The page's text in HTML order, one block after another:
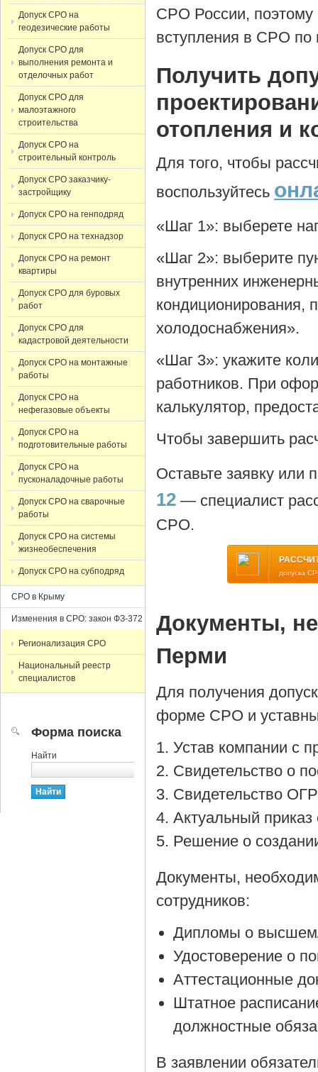
СРО России,
вступления в СРО по
Получить
отопления и
Для того, чтобы
воспользуйтесь
«Шаг 1»: выберете
«Шаг 2»: выберите
внутренних
кондиционирования,
холодоснабжения».
«Шаг 3»: укажите
работников. При
калькулятор,
Чтобы завершить
Оставьте заявку или
12 — специалист
СРО.
допуска
Документы,
Перми
Для получения
форме СРО и
Устав компании с
Cвидетельство о
Cвидетельство
Актуальный приказ
Решение о
Документы,
сотрудников:
Дипломы о
Удостоверение о
Аттестационные
Штатное
должностные
В заявлении
Допуск СРО на
геодезические работы
Допуск СРО для
выполнения ремонта и
отделочных работ
Допуск СРО для
малоэтажного
строительства
Допуск СРО на
строительный контроль
Допуск СРО заказчику-
застройщику
Допуск СРО на генподряд
Допуск СРО на технадзор
Допуск СРО на ремонт
квартиры
Допуск СРО для буровых
работ
Допуск СРО для
кадастровой деятельности
Допуск СРО на монтажные
работы
Допуск СРО на
нефегазовые объекты
Допуск СРО на
подготовительные работы
Допуск СРО на
пусконаладочные работы
Допуск СРО на сварочные
работы
Допуск СРО на системы
жизнеобеспечения
Допуск СРО на субподряд
СРО в Крыму
Изменения в СРО: закон ФЗ-372
Регионализация СРО
Национальный реестр
специалистов
Форма поиска
Найти